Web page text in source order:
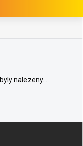
nalezeny...